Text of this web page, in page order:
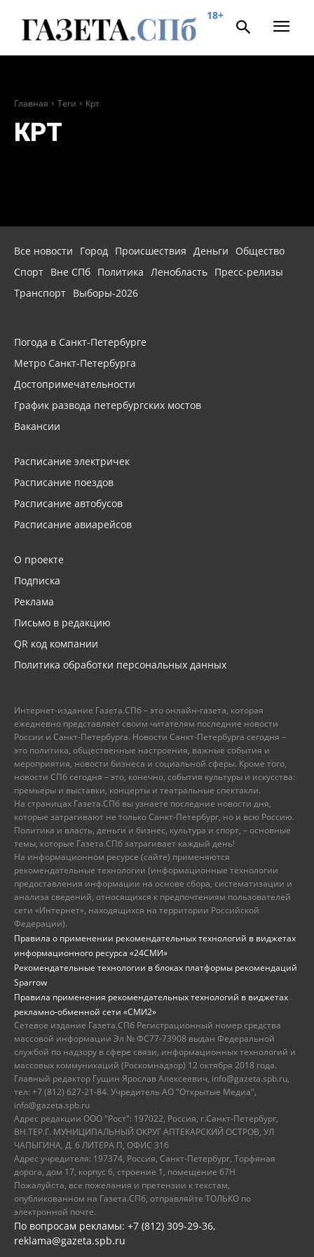
18+
Главная Теги Крт
КРТ
Все новости Город Происшествия Деньги
Общество
Спорт Вне СПб Политика Ленобласть Пресс-релизы
Транспорт Выборы-2026
Погода в Санкт-Петербурге
Метро Санкт-Петербурга
Достопримечательности
График развода петербургских мостов
Вакансии
Расписание электричек
Расписание поездов
Расписание автобусов
Расписание авиарейсов
О проекте
Подписка
Реклама
Письмо в редакцию
QR код компании
Политика обработки персональных данных
Интернет-издание Газета.СПб – это онлайн-газета, которая
ежедневно представляет своим читателям последние новости
России и Санкт-Петербурга. Новости Санкт-Петербурга сегодня –
это политика, общественные настроения, важные события и
мероприятия, новости бизнеса и социальной сферы. Кроме того,
новости СПб сегодня – это, конечно, события культуры и искусства:
премьеры и выставки, концерты и театральные спектакли.
На страницах Газета.СПб вы узнаете последние новости дня,
которые затрагивают не только Санкт-Петербург, но и всю Россию.
Политика и власть, деньги и бизнес, культура и спорт, – основные
темы, которые Газета.СПб затрагивает каждый день!
На информационном ресурсе (сайте) применяются
рекомендательные технологии (информационные технологии
предоставления информации на основе сбора, систематизации и
анализа сведений, относящихся к предпочтениям пользователей
сети «Интернет», находящихся на территории Российской
Федерации).
Правила о применении рекомендательных технологий в виджетах
информационного ресурса «24СМИ»
Рекомендательные технологии в блоках платформы рекомендаций
Sparrow
Правила применения рекомендательных технологий в виджетах
рекламно-обменной сети «СМИ2»
Сетевое издание Газета.СПб Регистрационный номер средства
массовой информации Эл № ФС77-73908 выдан Федеральной
службой по надзору в сфере связи, информационных технологий и
массовых коммуникаций (Роскомнадзор) 12 октября 2018 года.
Главный редактор Гущин Ярослав Алексеевич, info@gazeta.spb.ru,
тел: +7 (812) 627-21-84. Учредитель АО "Открытые Медиа",
info@gazeta.spb.ru
Адрес редакции ООО "Рост": 197022, Россия, г.Санкт-Петербург,
ВН.ТЕР.Г. МУНИЦИПАЛЬНЫЙ ОКРУГ АПТЕКАРСКИЙ ОСТРОВ, УЛ
ЧАПЫГИНА, Д. 6 ЛИТЕРА П, ОФИС 316
Адрес учредителя: 197374, Россия, Санкт-Петербург, Торфяная
дорога, дом 17, корпус 6, строение 1, помещение 67Н
Пожалуйста, все пожелания и претензии к текстам,
опубликованном на Газета.СПб, отправляйте ТОЛЬКО по
электронной почте.
По вопросам рекламы: +7 (812) 309-29-36,
reklama@gazeta.spb.ru